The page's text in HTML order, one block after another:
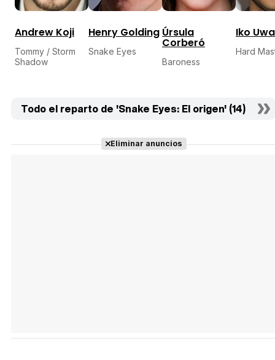
Andrew Koji
Tommy / Storm
Shadow
Henry Golding
Snake Eyes
Úrsula
Corberó
Baroness
Iko
Hard
Todo el reparto de 'Snake Eyes: El origen' (14)
Eliminar anuncios